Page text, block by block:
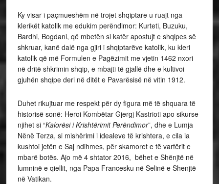
Ky visar i paçmueshëm në trojet shqiptare u ruajt nga
klerikët katolik me edukim perëndimor: Kurteti, Buzuku,
Bardhi, Bogdani, që mbetën si katër apostujt e shqipes së
shkruar, kanë dalë nga gjiri i shqiptarëve katolik, ku kleri
katolik që më Formulen e Pagëzimit me vjetin 1462 nxori
në dritë shkrimin shqip, e mbajti të gjallë dhe e kultivoi
gjuhën shqipe deri në ditët e Pavarësisë në vitin 1912.
Duhet rikujtuar me respekt për dy figura më të shquara të
historisë sonë: Heroi Kombëtar Gjergj Kastrioti apo sikurse
njihet si “Kalorësi i Krishtërimit Perëndimor”, dhe e Lumja
Nënë Terza, si mishërimi i idealeve të krishtera, e cila ia
kushtoi jetën e Saj ndihmes, për skamoret e të varfërit e
mbarë botës. Ajo më 4 shtator 2016, bëhet e Shënjtë në
lumninë e qiellit, nga Papa Francesku në Selinë e Shenjtë
në Vatikan.